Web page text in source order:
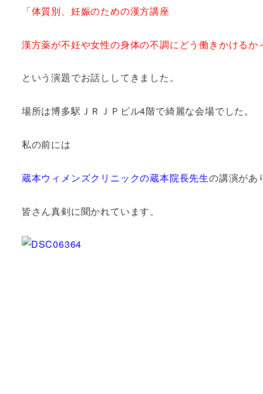
「体質別、妊娠のための漢方講座
漢方薬が不妊や女性の身体の不調にどう働きかけるか
という演題でお話ししてきました。
場所は博多駅ＪＲＪＰビル4階で綺麗な会場でした。
私の前には
蔵本ウィメンズクリニックの蔵本院長先生の講演があ
皆さん真剣に聞かれています。